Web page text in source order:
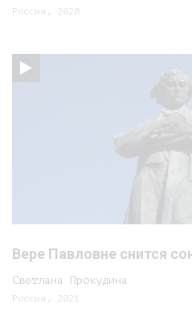
Россия, 2020
Вере Павловне снится
Светлана Прокудина
Россия, 2021